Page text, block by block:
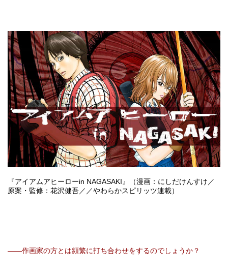
『アイアムアヒーローin NAGASAKI』
（漫画：にしだけんすけ／
原案・監修：花沢健吾／／やわらかスピリッツ連載）
――作画家の方とは頻繁に打ち合わせをするのでしょうか？